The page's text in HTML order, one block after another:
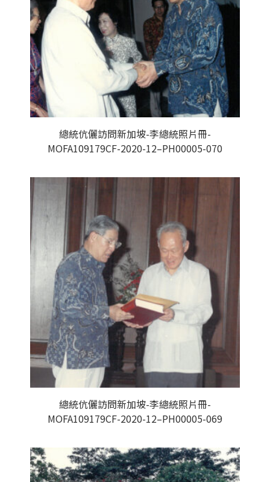
總統伉儷訪問新加坡-李總統照片冊-
MOFA109179CF-2020-12–PH00005-070
總統伉儷訪問新加坡-李總統照片冊-
MOFA109179CF-2020-12–PH00005-069